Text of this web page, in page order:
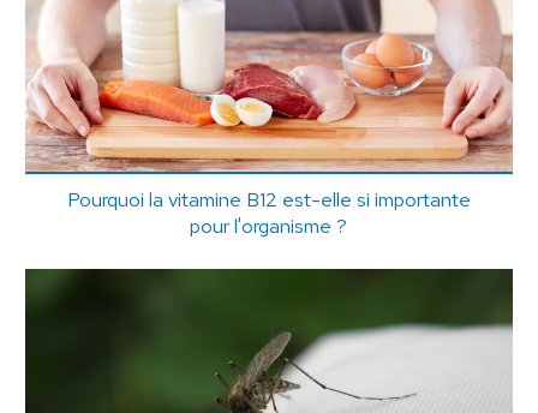
Pourquoi la vitamine B12 est-elle si importante
pour l'organisme ?